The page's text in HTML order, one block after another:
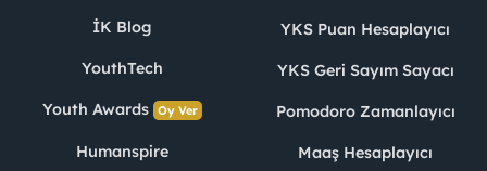
İK Blog
YouthTech
Youth Awards Oy Ver
Humanspire
YKS Puan Hesaplayıcı
YKS Geri Sayım Sayacı
Pomodoro Zamanlayıcı
Maaş Hesaplayıcı